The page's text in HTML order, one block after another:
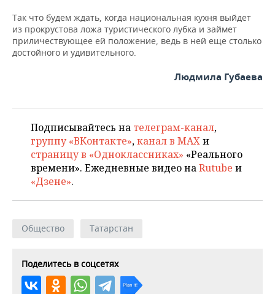
Так что будем ждать, когда национальная кухня выйдет
из прокрустова ложа туристического лубка и займет
приличествующее ей положение, ведь в ней еще столько
достойного и удивительного.
Людмила Губаева
Подписывайтесь на телеграм-канал,
группу «ВКонтакте»,канал в MAXи
страницу в «Одноклассниках» «Реального
времени». Ежедневные видео наRutube и
«Дзене».
Общество Татарстан
Поделитесь в соцсетях